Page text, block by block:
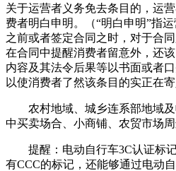
关于运营者义务免去条目的，运
费者明白申明。（“明白申明”指
之前或者签定合同之时，对于合
在合同中提醒消费者留意外，还
内容及其法令后果等以书面或者
以使消费者了然该条目的实正在
农村地域、城乡连系部地域及
中买卖场合、小商铺、农贸市场周
提醒：电动自行车3C认证标记
有CCC的标记，还能够通过电动